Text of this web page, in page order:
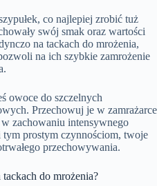
co najlepiej zrobić tuż
swój smak oraz wartości
na tackach do mrożenia,
na ich szybkie zamrożenie
owoce do szczelnych
Przechowuj je w zamrażarce
zachowaniu intensywnego
prostym czynnościom, twoje
przechowywania.
do mrożenia?